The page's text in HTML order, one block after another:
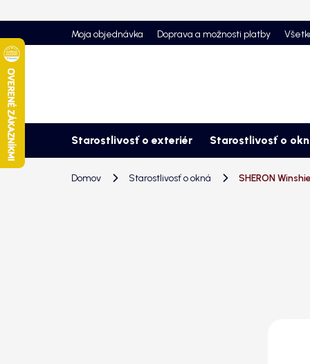
na
obsah
Moja objednávka Doprava a možnosti platby
Starostlivosť o exteriér Starostlivosť o
Domov Starostlivosť o okná SHERON